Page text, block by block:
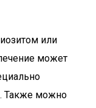
или
может
Также можно